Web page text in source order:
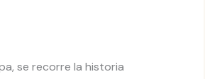
se recorre la historia